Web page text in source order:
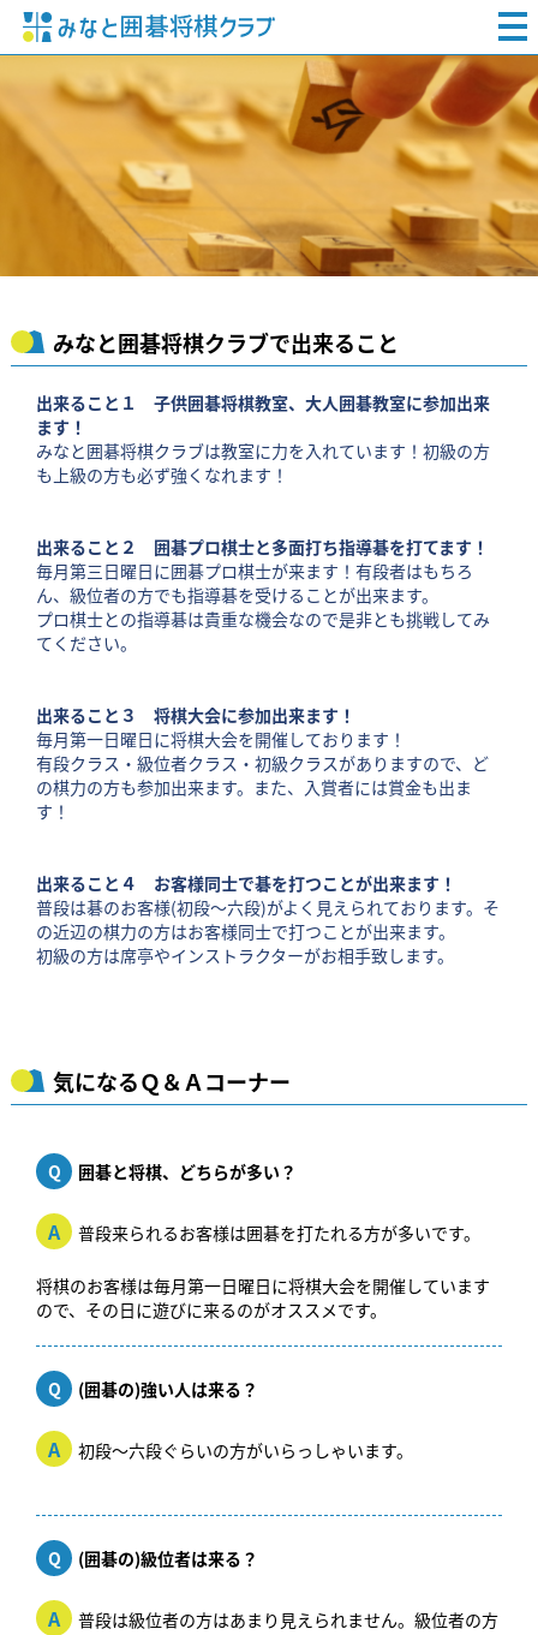
みなと囲碁将棋クラブで出来ること
出来ること１ 子供囲碁将棋教室、大人囲碁教室に参加出来
ます！
みなと囲碁将棋クラブは教室に力を入れています！初級の方
も上級の方も必ず強くなれます！
出来ること２ 囲碁プロ棋士と多面打ち指導碁を打てます！
毎月第三日曜日に囲碁プロ棋士が来ます！有段者はもちろ
ん、級位者の方でも指導碁を受けることが出来ます。
プロ棋士との指導碁は貴重な機会なので是非とも挑戦してみ
てください。
出来ること３ 将棋大会に参加出来ます！
毎月第一日曜日に将棋大会を開催しております！
有段クラス・級位者クラス・初級クラスがありますので、ど
の棋力の方も参加出来ます。また、入賞者には賞金も出ま
す！
出来ること４ お客様同士で碁を打つことが出来ます！
普段は碁のお客様(初段〜六段)がよく見えられております。そ
の近辺の棋力の方はお客様同士で打つことが出来ます。
初級の方は席亭やインストラクターがお相手致します。
気になるＱ＆Ａコーナー
Q 囲碁と将棋、どちらが多い？
A 普段来られるお客様は囲碁を打たれる方が多いです。
将棋のお客様は毎月第一日曜日に将棋大会を開催しています
ので、その日に遊びに来るのがオススメです。
Q (囲碁の)強い人は来る？
A 初段〜六段ぐらいの方がいらっしゃいます。
Q (囲碁の)級位者は来る？
A
普段は級位者の方はあまり見えられません。級位者の方